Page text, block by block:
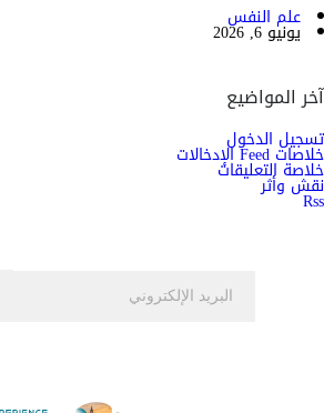
علم النفس
يونيو 6, 2026
آخر المواضيع
تسجيل الدخول
خلاصات Feed الإدخالات
خلاصة التعليقات
نقش وأثر
Rss